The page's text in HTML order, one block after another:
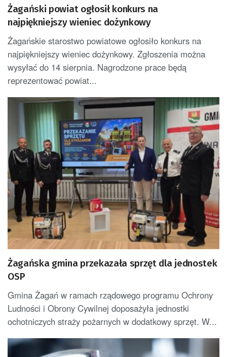
Żagański powiat ogłosił konkurs na
najpiękniejszy wieniec dożynkowy
Żagańskie starostwo powiatowe ogłosiło konkurs na
najpiękniejszy wieniec dożynkowy. Zgłoszenia można
wysyłać do 14 sierpnia. Nagrodzone prace będą
reprezentować powiat...
Żagańska gmina przekazała sprzęt dla jednostek
OSP
Gmina Żagań w ramach rządowego programu Ochrony
Ludności i Obrony Cywilnej doposażyła jednostki
ochotniczych straży pożarnych w dodatkowy sprzęt. W...